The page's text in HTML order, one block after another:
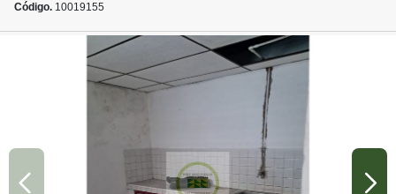
Código. 10019155